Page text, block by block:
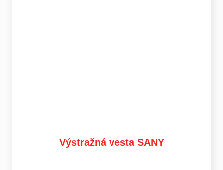
Výstražná vesta SANY